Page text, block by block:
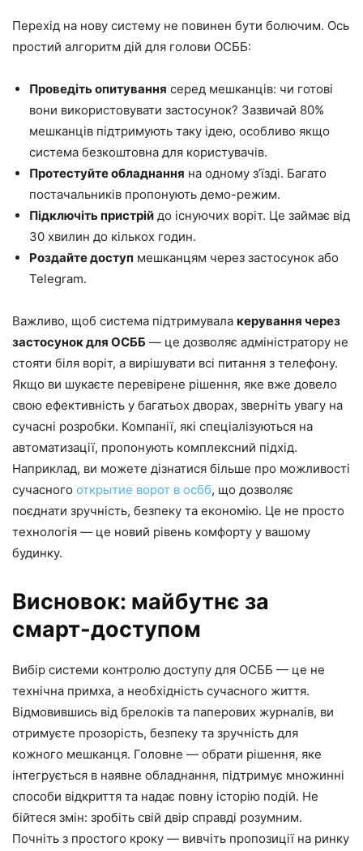
Перехід на нову систему не повинен бути болючим. Ось
простий алгоритм дій для голови ОСББ:
Проведіть опитування серед мешканців: чи готові
вони використовувати застосунок? Зазвичай 80%
мешканців підтримують таку ідею, особливо якщо
система безкоштовна для користувачів.
Протестуйте обладнання на одному з’їзді. Багато
постачальників пропонують демо-режим.
Підключіть пристрій до існуючих воріт. Це займає від
30 хвилин до кількох годин.
Роздайте доступ мешканцям через застосунок або
Telegram.
Важливо, щоб система підтримувала керування через
застосунок для ОСББ — це дозволяє адміністратору не
стояти біля воріт, а вирішувати всі питання з телефону.
Якщо ви шукаєте перевірене рішення, яке вже довело
свою ефективність у багатьох дворах, зверніть увагу на
сучасні розробки. Компанії, які спеціалізуються на
автоматизації, пропонують комплексний підхід.
Наприклад, ви можете дізнатися більше про можливості
сучасного открытие ворот в осбб, що дозволяє
поєднати зручність, безпеку та економію. Це не просто
технологія — це новий рівень комфорту у вашому
будинку.
Висновок: майбутнє за
смарт-доступом
Вибір системи контролю доступу для ОСББ — це не
технічна примха, а необхідність сучасного життя.
Відмовившись від брелоків та паперових журналів, ви
отримуєте прозорість, безпеку та зручність для
кожного мешканця. Головне — обрати рішення, яке
інтегрується в наявне обладнання, підтримує множинні
способи відкриття та надає повну історію подій. Не
бійтеся змін: зробіть свій двір справді розумним.
Почніть з простого кроку — вивчіть пропозиції на ринку